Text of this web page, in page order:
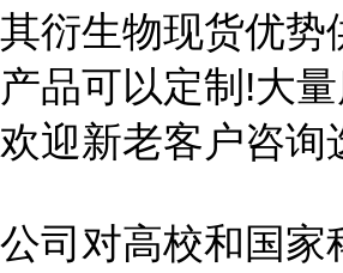
其衍生物现货优势
产品可以定制!大
欢迎新老客户咨询
公司对高校和国家